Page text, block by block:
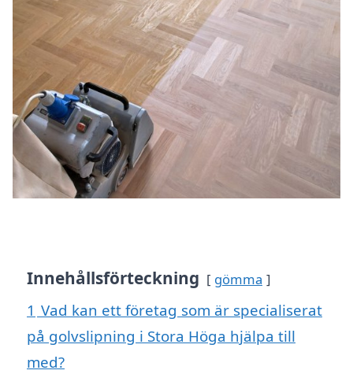
Innehållsförteckning gömma
1 Vad kan ett företag som är specialiserat
på golvslipning i Stora Höga hjälpa till
med?